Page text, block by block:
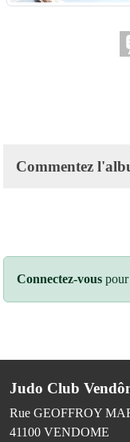
Commentez
Connectez-vous
Judo Club
Rue GEOFFROY
41100 VENDOME